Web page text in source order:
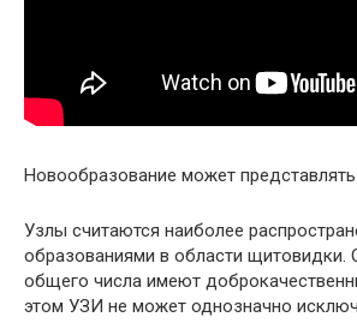
Новообразование может
Узлы считаются наиболее
образованиями в области щитовидки.
общего числа имеют
этом УЗИ не может однозначно